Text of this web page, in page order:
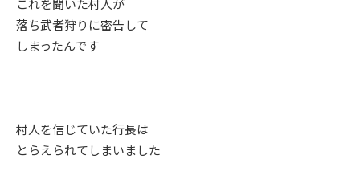
これを聞いた村人が
落ち武者狩りに密告して
しまったんです
村人を信じていた行長は
とらえられてしまいました